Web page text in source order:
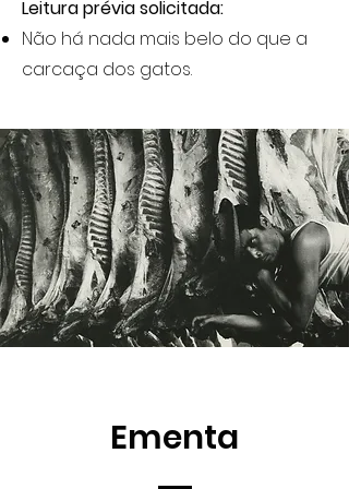
Leitura prévia solicitada:
Não há nada mais belo do que a
carcaça dos gatos.
Ementa